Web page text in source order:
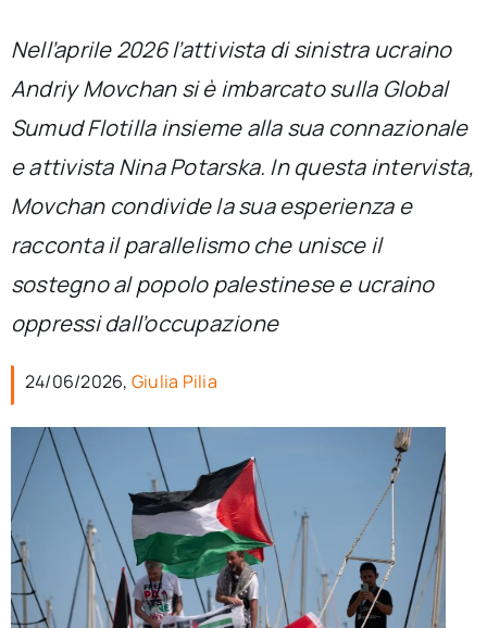
Chi siamo
Cerca
per:
Newsletter
Nell’aprile 2026 l’attivista di sinistra ucraino
Andriy Movchan si è imbarcato sulla Global
Sumud Flotilla insieme alla sua connazionale
e attivista Nina Potarska. In questa intervista,
Movchan condivide la sua esperienza e
racconta il parallelismo che unisce il
sostegno al popolo palestinese e ucraino
oppressi dall’occupazione
24/06/2026, Giulia Pilia